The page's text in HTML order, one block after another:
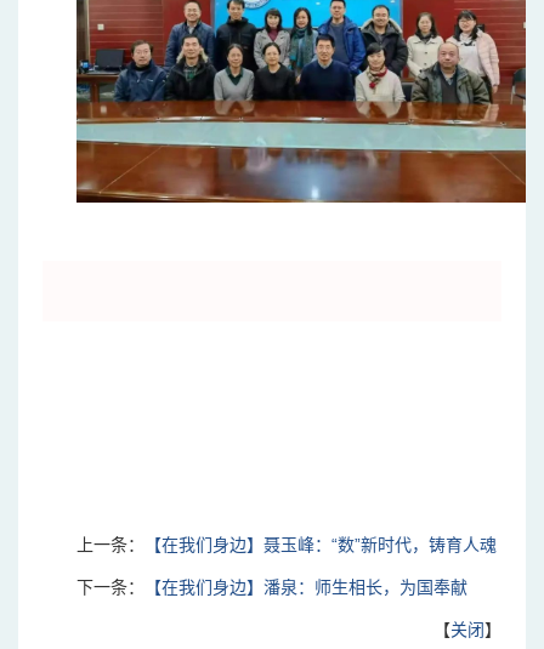
上一条： 【在我们身边】聂玉峰：“数”新时代，铸育人魂
下一条： 【在我们身边】潘泉：师生相长，为国奉献
【关闭】